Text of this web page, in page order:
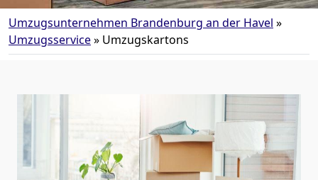
Umzugsunternehmen Brandenburg an der Havel »
Umzugsservice» Umzugskartons